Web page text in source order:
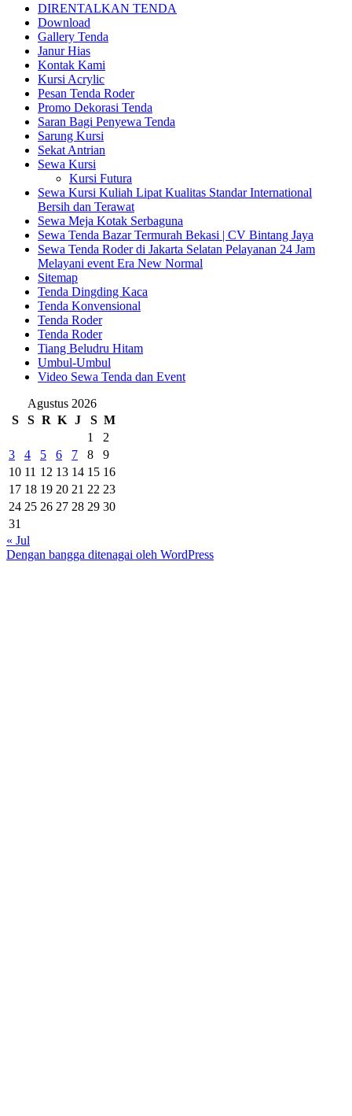
DIRENTALKAN TENDA
Download
Gallery Tenda
Janur Hias
Kontak Kami
Kursi Acrylic
Pesan Tenda Roder
Promo Dekorasi Tenda
Saran Bagi Penyewa Tenda
Sarung Kursi
Sekat Antrian
Sewa Kursi
Kursi Futura
Sewa Kursi Kuliah Lipat Kualitas Standar International
Bersih dan Terawat
Sewa Meja Kotak Serbaguna
Sewa Tenda Bazar Termurah Bekasi | CV Bintang Jaya
Sewa Tenda Roder di Jakarta Selatan Pelayanan 24 Jam
Melayani event Era New Normal
Sitemap
Tenda Dingding Kaca
Tenda Konvensional
Tenda Roder
Tenda Roder
Tiang Beludru Hitam
Umbul-Umbul
Video Sewa Tenda dan Event
Agustus 2026
S
S R K J S M
1
2
3
4 5 6 7 8
9
10 11 12 13 14 15 16
17 18 19 20 21 22 23
24 25 26 27 28 29 30
31
« Jul
Dengan bangga ditenagai oleh WordPress